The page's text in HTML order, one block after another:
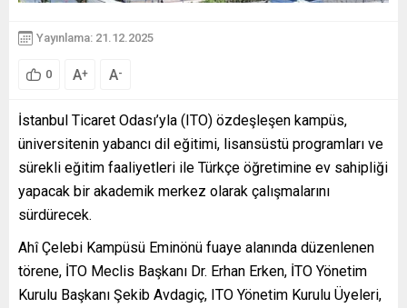
Yayınlama: 21.12.2025
0 A+ A-
İstanbul Ticaret Odası’yla (ITO) özdeşleşen kampüs,
üniversitenin yabancı dil eğitimi, lisansüstü programları ve
sürekli eğitim faaliyetleri ile Türkçe öğretimine ev sahipliği
yapacak bir akademik merkez olarak çalışmalarını
sürdürecek.
Ahî Çelebi Kampüsü Eminönü fuaye alanında düzenlenen
törene, İTO Meclis Başkanı Dr. Erhan Erken, İTO Yönetim
Kurulu Başkanı Şekib Avdagiç, ITO Yönetim Kurulu Üyeleri,